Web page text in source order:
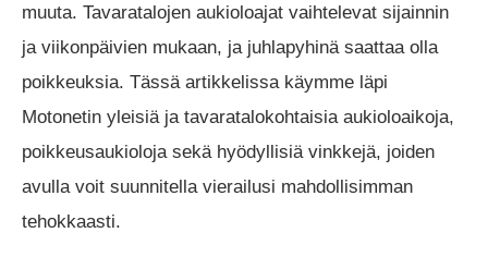
muuta. Tavaratalojen aukioloajat vaihtelevat sijainnin
ja viikonpäivien mukaan, ja juhlapyhinä saattaa olla
poikkeuksia. Tässä artikkelissa käymme läpi
Motonetin yleisiä ja tavaratalokohtaisia aukioloaikoja,
poikkeusaukioloja sekä hyödyllisiä vinkkejä, joiden
avulla voit suunnitella vierailusi mahdollisimman
tehokkaasti.